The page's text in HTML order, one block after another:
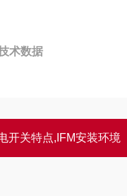
术数据
开关特点,IFM安装环境